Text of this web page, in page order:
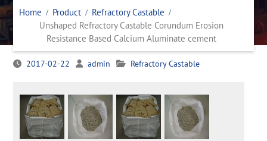
Home Product
Refractory Castable
Unshaped Refractory Castable Corundum Erosion
Resistance Based Calcium Aluminate cement
2017-02-22 admin Refractory Castable